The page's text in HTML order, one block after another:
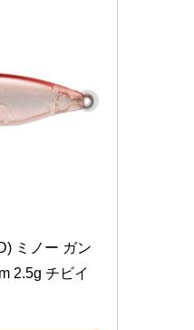
ミノー ガン
2.5g チビイ